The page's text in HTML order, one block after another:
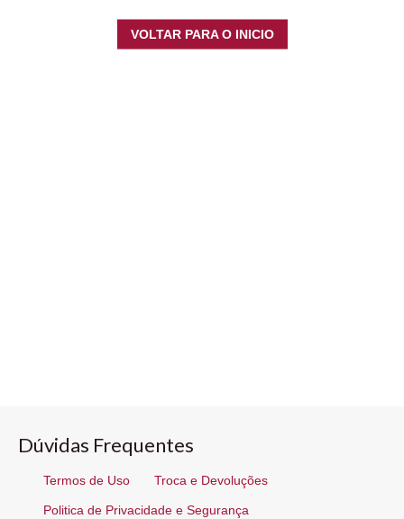
VOLTAR PARA O INICIO
Dúvidas Frequentes
Termos de Uso Troca e Devoluções
Politica de Privacidade e Segurança